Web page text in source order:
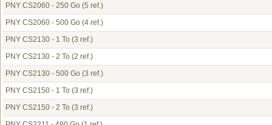
PNY CS2060 - 250 Go (5 ref.)
PNY CS2060 - 500 Go (4 ref.)
PNY CS2130 - 1 To (3 ref.)
PNY CS2130 - 2 To (2 ref.)
PNY CS2130 - 500 Go (3 ref.)
PNY CS2150 - 1 To (3 ref.)
PNY CS2150 - 2 To (3 ref.)